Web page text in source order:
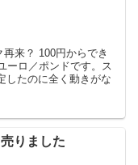
来？ 100円からでき
ーロ／ポンドです。ス
したのに全く動きがな
りました